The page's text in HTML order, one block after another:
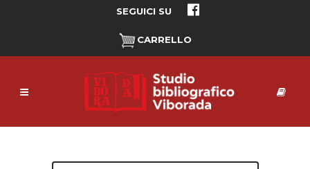
SEGUICI SU
CARRELLO